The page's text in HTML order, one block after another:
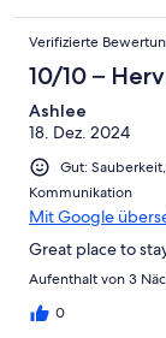
Verifizierte
10/10 –
Ashlee
18. Dez. 2024
Gut:
Kommunikation
Mit Google
Great place to
Aufenthalt von 3
0